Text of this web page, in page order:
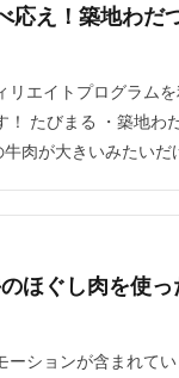
応え！築地わだ
エイトプログラム
！ たびまる ・築地わ
牛肉が大きいみたい
ほぐし肉を使
ションが含まれて